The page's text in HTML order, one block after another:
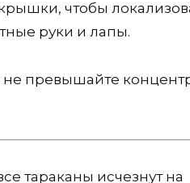
чтобы
руки и лапы.
не превышайте
тараканы исчезнут на